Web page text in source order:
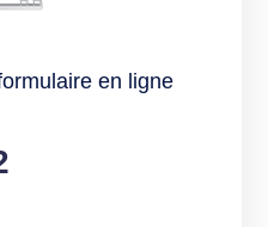
en ligne